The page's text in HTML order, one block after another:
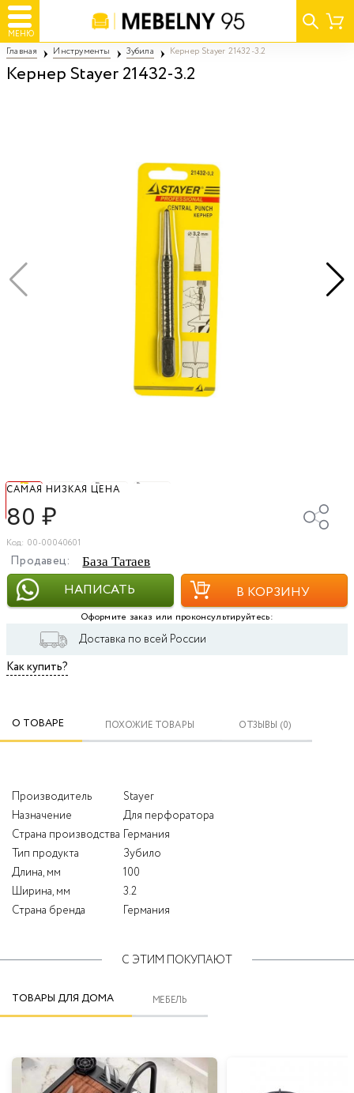
МЕНЮ
Главная Инструменты Зубила Кернер Stayer 21432-3.2
Кернер Stayer 21432-3.2
САМАЯ НИЗКАЯ ЦЕНА
80 ₽
Код: 00-00040601
Продавец: База Татаев
НАПИСАТЬ В КОРЗИНУ
Оформите заказ или проконсультируйтесь:
Доставка по всей России
Как купить?
О ТОВАРЕ ПОХОЖИЕ ТОВАРЫ ОТЗЫВЫ (0)
Производитель
Stayer
Назначение
Для перфоратора
Страна производства Германия
Тип продукта
Зубило
Длина, мм
100
Ширина, мм
3.2
Страна бренда
Германия
С ЭТИМ ПОКУПАЮТ
ТОВАРЫ ДЛЯ ДОМА МЕБЕЛЬ